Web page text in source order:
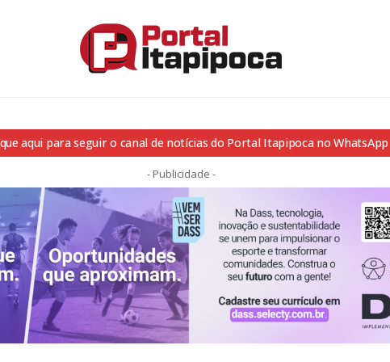
aqui para seguir o canal de notícias do Portal Itapipoca no WhatsApp
- Publicidade -